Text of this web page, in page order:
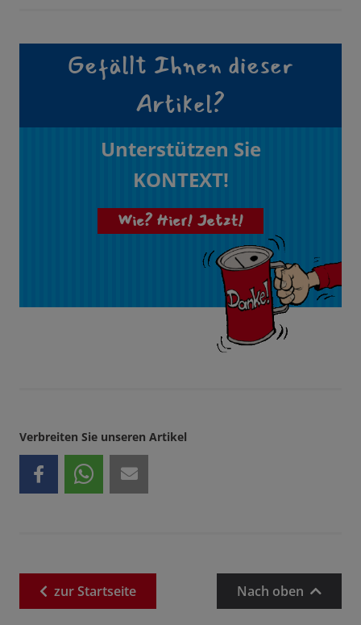
Gefällt Ihnen dieser
Artikel?
Unterstützen Sie
KONTEXT!
Wie? Hier! Jetzt!
Verbreiten Sie unseren Artikel
zurStartseite Nach oben